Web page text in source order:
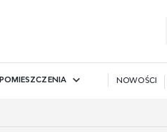
POMIESZCZENIA NOWOŚCI